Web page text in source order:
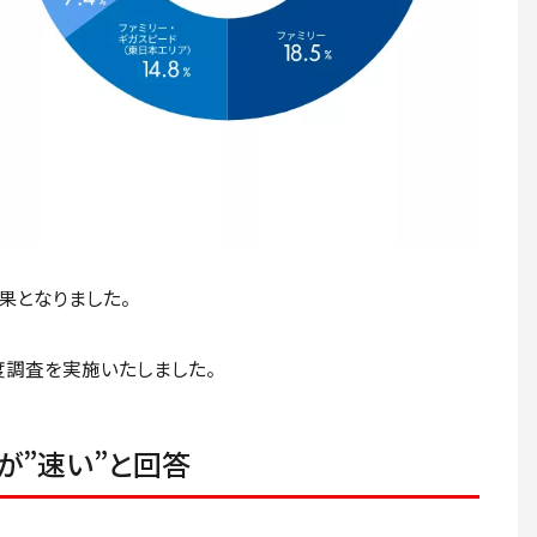
となりました。
査を実施いたしました。
”速い”と回答